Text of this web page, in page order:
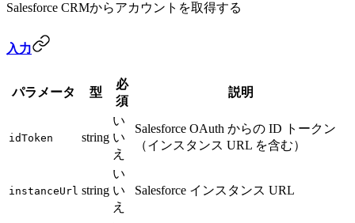
Salesforce CRMからアカウントを取得する
入力
パラメータ 型
必
須
説明
idToken string
い
い
え
Salesforce OAuth からの ID トークン
（インスタンス URL を含む）
instanceUrl string
い
い
え
Salesforce インスタンス URL